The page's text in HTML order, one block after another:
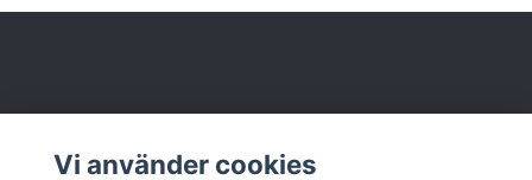
Vi använder cookies